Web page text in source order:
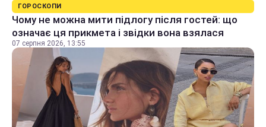
ГОРОСКОПИ
Чому не можна мити підлогу після гостей: що
означає ця прикмета і звідки вона взялася
07 серпня 2026, 13:55